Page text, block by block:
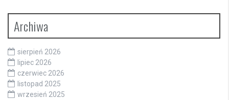
Archiwa
sierpień 2026
lipiec 2026
czerwiec 2026
listopad 2025
wrzesień 2025